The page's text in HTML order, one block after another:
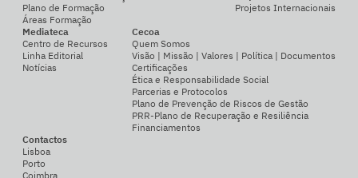
Plano de Formação
Áreas Formação
Projetos Internacionais
Mediateca
Centro de Recursos
Linha Editorial
Notícias
Cecoa
Quem Somos
Visão | Missão | Valores | Política | Documentos
Certificações
Ética e Responsabilidade Social
Parcerias e Protocolos
Plano de Prevenção de Riscos de Gestão
PRR-Plano de Recuperação e Resiliência
Financiamentos
Contactos
Lisboa
Porto
Coimbra